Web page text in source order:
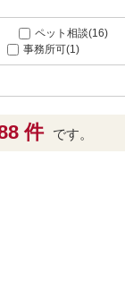
ペット相談(16)
事務所可(1)
件 です。